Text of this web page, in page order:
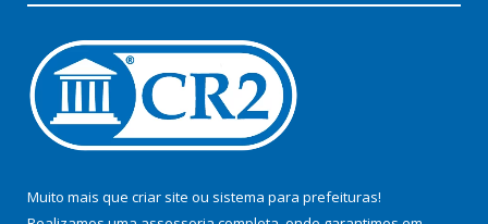
Muito mais que criar site ou sistema para prefeituras!